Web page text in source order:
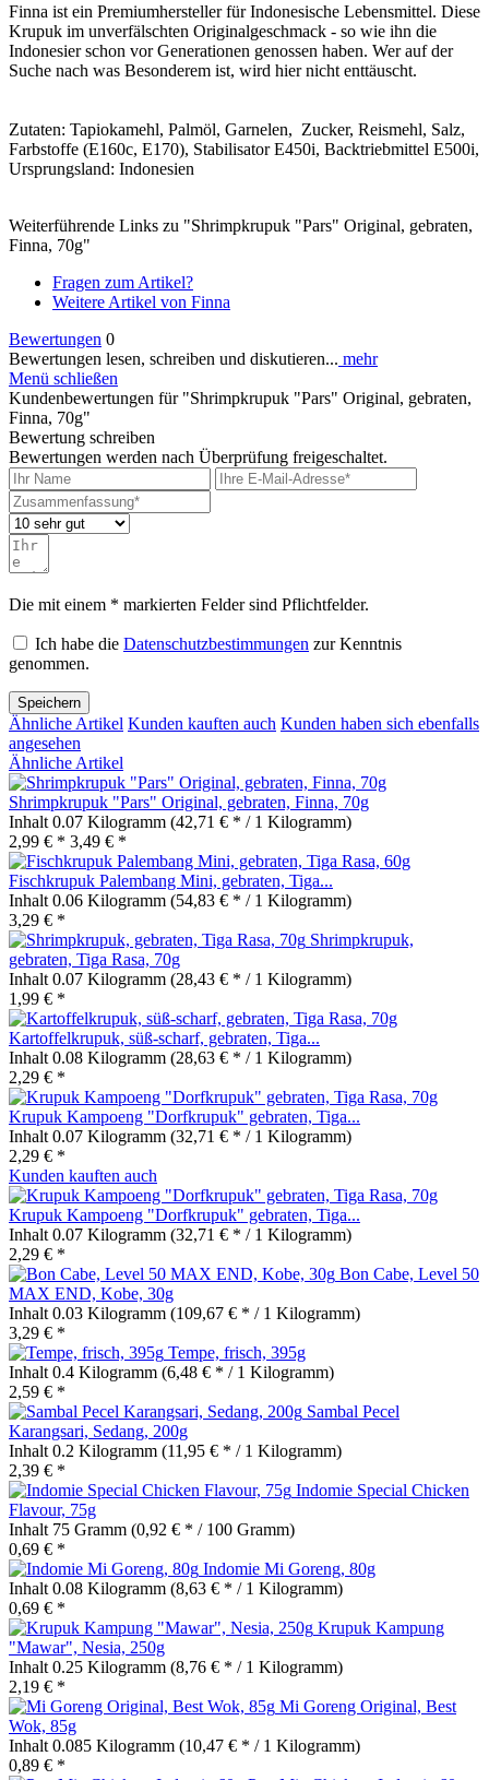
Finna ist ein Premiumhersteller für Indonesische Lebensmittel. Diese
Krupuk im unverfälschten Originalgeschmack - so wie ihn die
Indonesier schon vor Generationen genossen haben. Wer auf der
Suche nach was Besonderem ist, wird hier nicht enttäuscht.
Zutaten: Tapiokamehl, Palmöl, Garnelen, Zucker, Reismehl, Salz,
Farbstoffe (E160c, E170), Stabilisator E450i, Backtriebmittel E500i,
Ursprungsland: Indonesien
Weiterführende Links zu "Shrimpkrupuk "Pars" Original, gebraten,
Finna, 70g"
Fragen zum Artikel?
Weitere Artikel von Finna
Bewertungen 0
Bewertungen lesen, schreiben und diskutieren... mehr
Menü schließen
Kundenbewertungen für "Shrimpkrupuk "Pars" Original, gebraten,
Finna, 70g"
Bewertung schreiben
Bewertungen werden nach Überprüfung freigeschaltet.
Die mit einem * markierten Felder sind Pflichtfelder.
Ich habe die Datenschutzbestimmungen zur Kenntnis
genommen.
Speichern
Ähnliche Artikel Kunden kauften auch Kunden haben sich ebenfalls
angesehen
Ähnliche Artikel
Shrimpkrupuk "Pars" Original, gebraten, Finna, 70g
Inhalt 0.07 Kilogramm (42,71 € * / 1 Kilogramm)
2,99 € * 3,49 € *
Fischkrupuk Palembang Mini, gebraten, Tiga...
Inhalt 0.06 Kilogramm (54,83 € * / 1 Kilogramm)
3,29 € *
Shrimpkrupuk,
gebraten, Tiga Rasa, 70g
Inhalt 0.07 Kilogramm (28,43 € * / 1 Kilogramm)
1,99 € *
Kartoffelkrupuk, süß-scharf, gebraten, Tiga...
Inhalt 0.08 Kilogramm (28,63 € * / 1 Kilogramm)
2,29 € *
Krupuk Kampoeng "Dorfkrupuk" gebraten, Tiga...
Inhalt 0.07 Kilogramm (32,71 € * / 1 Kilogramm)
2,29 € *
Kunden kauften auch
Krupuk Kampoeng "Dorfkrupuk" gebraten, Tiga...
Inhalt 0.07 Kilogramm (32,71 € * / 1 Kilogramm)
2,29 € *
Bon Cabe, Level 50
MAX END, Kobe, 30g
Inhalt 0.03 Kilogramm (109,67 € * / 1 Kilogramm)
3,29 € *
Tempe, frisch, 395g
Inhalt 0.4 Kilogramm (6,48 € * / 1 Kilogramm)
2,59 € *
Sambal Pecel
Karangsari, Sedang, 200g
Inhalt 0.2 Kilogramm (11,95 € * / 1 Kilogramm)
2,39 € *
Indomie Special Chicken
Flavour, 75g
Inhalt 75 Gramm (0,92 € * / 100 Gramm)
0,69 € *
Indomie Mi Goreng, 80g
Inhalt 0.08 Kilogramm (8,63 € * / 1 Kilogramm)
0,69 € *
Krupuk Kampung
"Mawar", Nesia, 250g
Inhalt 0.25 Kilogramm (8,76 € * / 1 Kilogramm)
2,19 € *
Mi Goreng Original, Best
Wok, 85g
Inhalt 0.085 Kilogramm (10,47 € * / 1 Kilogramm)
0,89 € *